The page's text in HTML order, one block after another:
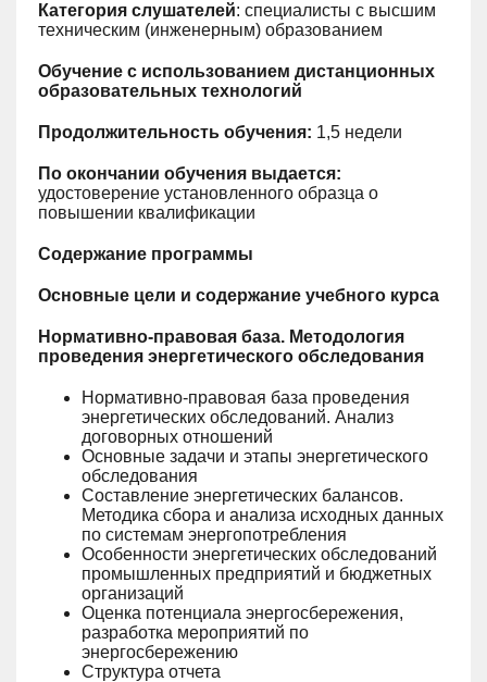
Категория слушателей: специалисты с высшим
техническим (инженерным) образованием
Обучение с использованием дистанционных
образовательных технологий
Продолжительность обучения: 1,5 недели
По окончании обучения выдается:
удостоверение установленного образца о
повышении квалификации
Содержание программы
Основные цели и содержание учебного курса
Нормативно-правовая база. Методология
проведения энергетического обследования
Нормативно-правовая база проведения
энергетических обследований. Анализ
договорных отношений
Основные задачи и этапы энергетического
обследования
Составление энергетических балансов.
Методика сбора и анализа исходных данных
по системам энергопотребления
Особенности энергетических обследований
промышленных предприятий и бюджетных
организаций
Оценка потенциала энергосбережения,
разработка мероприятий по
энергосбережению
Структура отчета